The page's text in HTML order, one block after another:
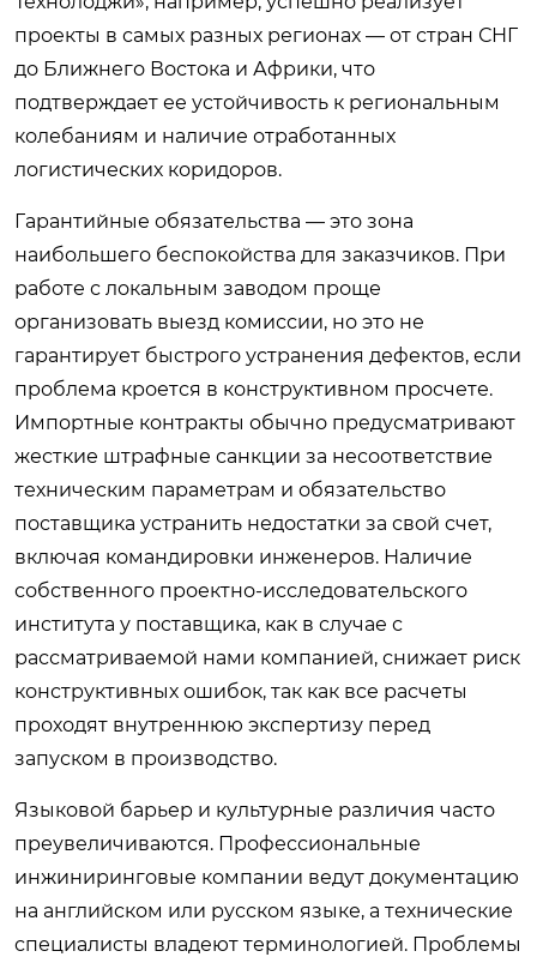
проекты в самых разных регионах — от стран СНГ
до Ближнего Востока и Африки, что
подтверждает ее устойчивость к региональным
колебаниям и наличие отработанных
логистических коридоров.
Гарантийные обязательства — это зона
наибольшего беспокойства для заказчиков. При
работе с локальным заводом проще
организовать выезд комиссии, но это не
гарантирует быстрого устранения дефектов, если
проблема кроется в конструктивном просчете.
Импортные контракты обычно предусматривают
жесткие штрафные санкции за несоответствие
техническим параметрам и обязательство
поставщика устранить недостатки за свой счет,
включая командировки инженеров. Наличие
собственного проектно-исследовательского
института у поставщика, как в случае с
рассматриваемой нами компанией, снижает риск
конструктивных ошибок, так как все расчеты
проходят внутреннюю экспертизу перед
запуском в производство.
Языковой барьер и культурные различия часто
преувеличиваются. Профессиональные
инжиниринговые компании ведут документацию
на английском или русском языке, а технические
специалисты владеют терминологией. Проблемы